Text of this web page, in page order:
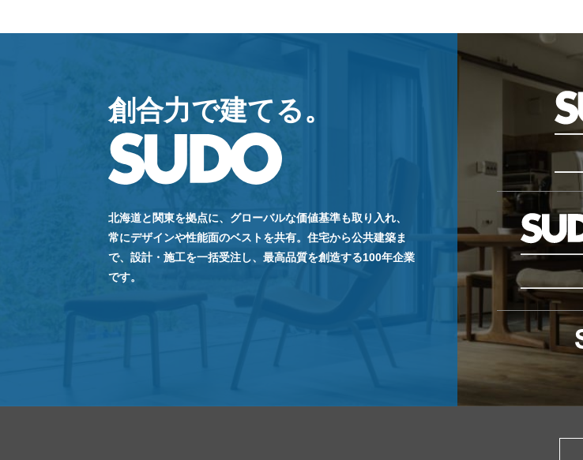
創合力で建てる。
北海道と関東を拠点に、グローバルな価値基準も取り入れ、
常にデザインや性能面のベストを共有。住宅から公共建築ま
で、設計・施工を一括受注し、最高品質を創造する100年企業
です。